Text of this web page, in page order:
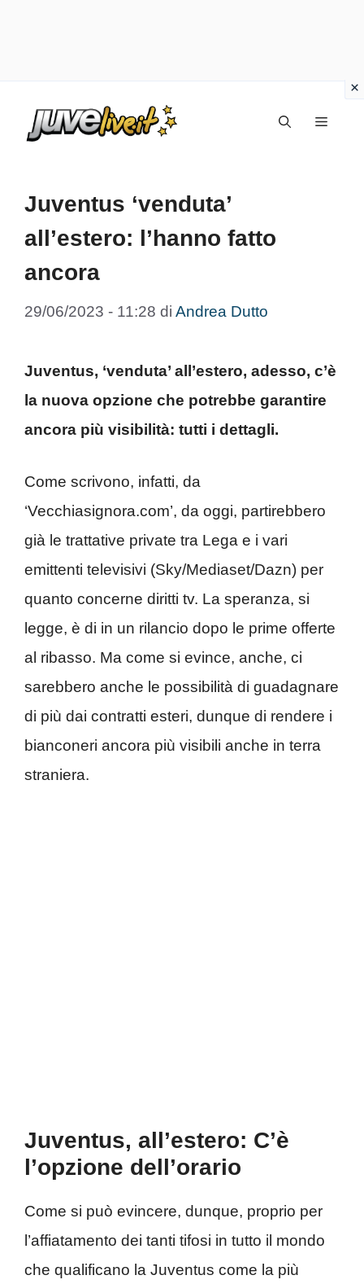
Menu
Juventus ‘venduta’
all’estero: l’hanno fatto
ancora
29/06/2023 - 11:28 di Andrea Dutto
Juventus, ‘venduta’ all’estero, adesso, c’è
la nuova opzione che potrebbe garantire
ancora più visibilità: tutti i dettagli.
Come scrivono, infatti, da
‘Vecchiasignora.com’, da oggi, partirebbero
già le trattative private tra Lega e i vari
emittenti televisivi (Sky/Mediaset/Dazn) per
quanto concerne diritti tv. La speranza, si
legge, è di in un rilancio dopo le prime offerte
al ribasso. Ma come si evince, anche, ci
sarebbero anche le possibilità di guadagnare
di più dai contratti esteri, dunque di rendere i
bianconeri ancora più visibili anche in terra
straniera.
Juventus, all’estero: C’è
l’opzione dell’orario
Come si può evincere, dunque, proprio per
l’affiatamento dei tanti tifosi in tutto il mondo
che qualificano la Juventus come la più